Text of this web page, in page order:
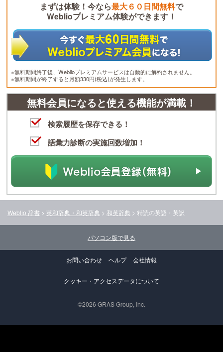
まずは体験！今なら最大６０日間無料で
Weblioプレミアム体験ができます！
※無料期間終了後、Weblioプレミアムサービスは自動的に解約されません。
※無料期間が終了すると月額330円(税込)が発生します。
無料会員になると使える機能が満載！
検索履歴を保存できる！
語彙力診断の実施回数増加！
Weblio 辞書 > 英和辞典・和英辞典 > 和英辞典 > 精読の英語・英訳
パソコン版で見る
お問い合わせ ヘルプ 会社情報
クッキー・アクセスデータについて
©2026 GRAS Group, Inc.